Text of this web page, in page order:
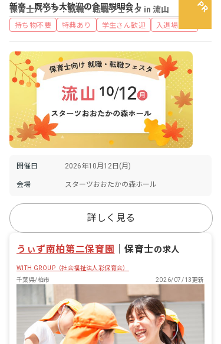
保育士バンク！就職・転職フェスタ in 流山
新卒・既卒も大歓迎の合同説明会！
持ち物不要 特典あり 学生さん歓迎 入退場自由
開催日 2026年10月12日(月)
会場 スターツおおたかの森ホール
詳しく見る
うぃず南柏第二保育園 ｜保育士の求人
WITH GROUP（社会福祉法人彩保育会）
千葉県/柏市
2026/07/13更新